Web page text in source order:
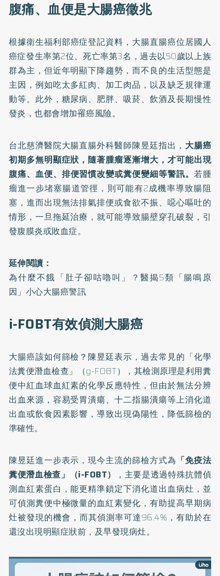
腹痛、血便是大腸癌徵兆
根據衛生福利部癌症登記資料 ，大腸直腸癌位居國人
癌症發生率第2位、死亡率第3名，過去以50歲以上族
群為主，但近年明顯下降趨勢，而不良的生活型態是
主因，例如吃太多紅肉、加工肉品，以及缺乏規律運
動等。此外，糖尿病、肥胖、吸菸、飲酒及長期慢性
發炎，也都會增加罹癌風險。
台北慈濟醫院大腸直腸外科醫師陳昱廷指出， 大腸癌
初期多無明顯症狀，隨著腫瘤逐漸增大，才可能出現
腹痛、 血便、排便習慣改變或糞便變細等警訊。 若腫
瘤進一步堵塞腸道管徑，則可能有2成機率導致腸阻
塞，進而出現無法排氣排便或食欲不振、噁心嘔吐的
情形，一旦拖延治療，就可能導致腸壁穿孔破裂，引
發腹膜炎或敗血症。
延伸閱讀：
為什麼不餓「肚子卻咕嚕叫」？醫揭5類「腸鳴原
因」小心大腸癌警訊
i-FOBT有效偵測大腸癌
大腸癌該如何篩檢？陳昱廷表示，過去常見的「化學
法糞便潛血檢查」（g-FOBT），其檢測原理是利用糞
便中紅血球血紅素的化學反應特性，但由於無法分辨
出血來源，容易受胃潰瘍、十二指腸潰瘍等上消化道
出血或飲食因素影響，導致出現偽陽性，降低篩檢的
準確性。
陳昱廷進一步表示，現今主流的篩檢方式為 「免疫法
糞便潛血檢查」（i-FOBT）
，主要是透過特殊抗體偵
測血紅素蛋白，能更精準鎖定下消化道出血病灶，並
可偵測糞便中極微量的血紅素變化，有助提高早期病
灶被發現的機會，而其偵測率可達96.4%，有助於在
還沒出現明顯症狀前，及早發現病灶。